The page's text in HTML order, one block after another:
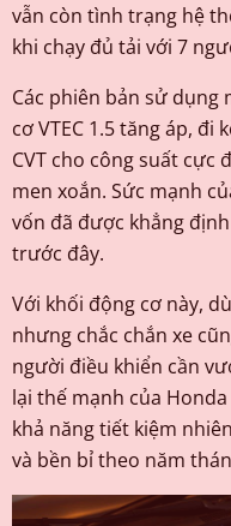
vẫn còn tình trạng hệ
khi chạy đủ tải với 7
Các phiên bản sử dụng
cơ VTEC 1.5 tăng áp,
CVT cho công suất cực
men xoắn. Sức mạnh
vốn đã được khẳng
trước đây.
Với khối động cơ này,
nhưng chắc chắn xe
người điều khiển cần
lại thế mạnh của
khả năng tiết kiệm
và bền bỉ theo năm